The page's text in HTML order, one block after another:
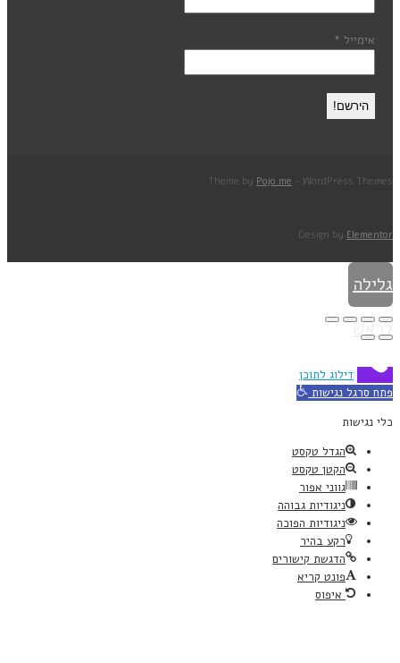
אימייל *
Theme by Pojo.me - WordPress Themes
Design by Elementor
גלילה
לראש
העמודדילוג לתוכן
פתח סרגל נגישות
כלי נגישות
הגדל טקסט
הקטן טקסט
גווני אפור
ניגודיות גבוהה
ניגודיות הפוכה
רקע בהיר
הדגשת קישורים
פונט קריא
איפוס